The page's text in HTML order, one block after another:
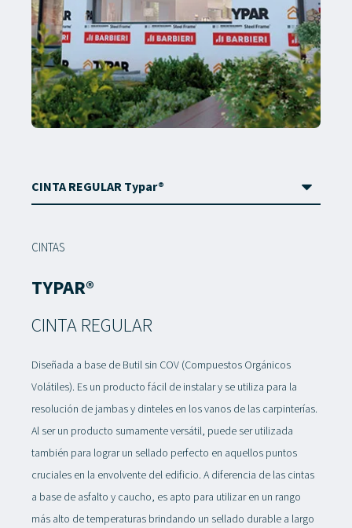
CINTAS
TYPAR®
CINTA REGULAR
Diseñada a base de Butil sin COV (Compuestos Orgánicos
Volátiles). Es un producto fácil de instalar y se utiliza para la
resolución de jambas y dinteles en los vanos de las carpinterías.
Al ser un producto sumamente versátil, puede ser utilizada
también para lograr un sellado perfecto en aquellos puntos
cruciales en la envolvente del edificio. A diferencia de las cintas
a base de asfalto y caucho, es apto para utilizar en un rango
más alto de temperaturas brindando un sellado durable a largo